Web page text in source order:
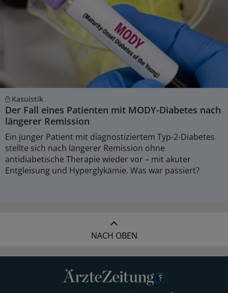
Kasuistik
Der Fall eines Patienten mit MODY-Diabetes nach
längerer Remission
Ein junger Patient mit diagnostiziertem Typ-2-Diabetes
stellte sich nach längerer Remission ohne
antidiabetische Therapie wieder vor – mit akuter
Entgleisung und Hyperglykämie. Was war passiert?
NACH OBEN